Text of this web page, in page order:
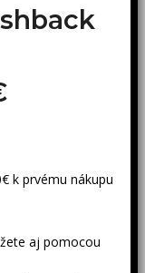
k prvému nákupu
aj pomocou